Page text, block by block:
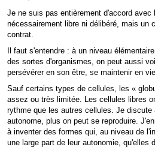
Je ne suis pas entièrement d'accord
nécessairement libre ni délibéré, mais
contrat.
Il faut s'entendre : à un niveau
des sortes d'organismes, on peut aussi
persévérer en son être, se maintenir en
Sauf certains types de cellules, les «
assez ou très limitée. Les cellules libres
rythme que les autres cellules. Je
autonome, plus on peut se reproduire.
à inventer des formes qui, au niveau de
une large part de leur autonomie, qu'elles